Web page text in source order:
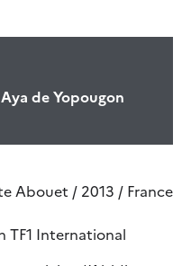
de Yopougon
Abouet / 2013 / France
TF1 International